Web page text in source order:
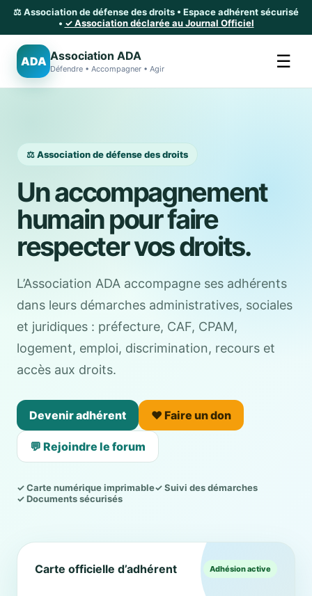
⚖️ Association de défense des droits • Espace adhérent sécurisé
• ✓ Association déclarée au Journal Officiel
ADA Association ADA
Défendre • Accompagner • Agir ☰
⚖️ Association de défense des droits
Un accompagnement
humain pour faire
respecter vos droits.
L’Association ADA accompagne ses adhérents
dans leurs démarches administratives, sociales
et juridiques : préfecture, CAF, CPAM,
logement, emploi, discrimination, recours et
accès aux droits.
Devenir adhérent ❤️ Faire un don
💬 Rejoindre le forum
✓ Carte numérique imprimable✓ Suivi des démarches
✓ Documents sécurisés
Carte officielle d’adhérent Adhésion active